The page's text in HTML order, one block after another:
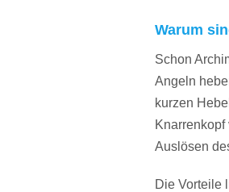
Warum
Schon
Angeln
kurzen
Auslösen
Die Vorteile